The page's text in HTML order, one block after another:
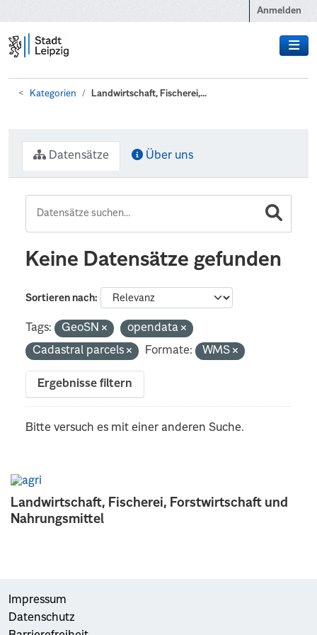
Anmelden
Kategorien Landwirtschaft, Fischerei,...
Landwirtschaft, Fischerei, Forstwirtschaft und
Nahrungsmittel
Datensätze Über uns
Keine Datensätze gefunden
Sortieren nach
Tags: GeoSN
opendata
Cadastral parcels
Formate: WMS
Ergebnisse filtern
Bitte versuch es mit einer anderen Suche.
Impressum
Datenschutz